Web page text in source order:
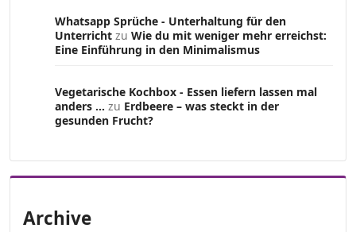
Whatsapp Sprüche - Unterhaltung für den
Unterricht zu Wie du mit weniger mehr erreichst:
Eine Einführung in den Minimalismus
Vegetarische Kochbox - Essen liefern lassen mal
anders ... zu Erdbeere – was steckt in der
gesunden Frucht?
Archive